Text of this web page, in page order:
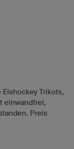
Trikots,
einwandfrei,
Preis